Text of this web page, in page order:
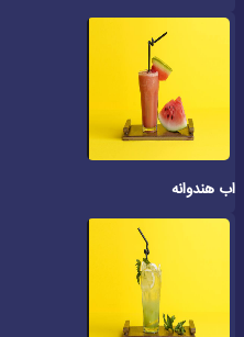
اب هندوانه